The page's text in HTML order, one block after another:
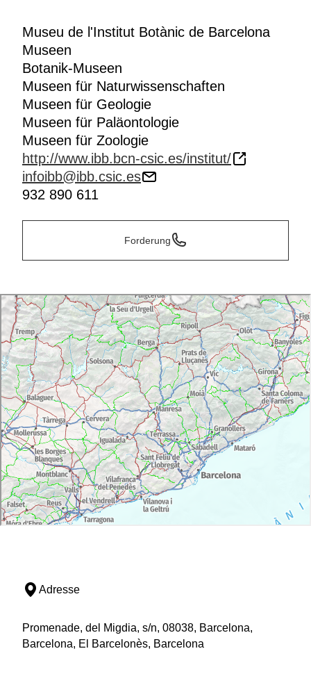
Museu de l'Institut Botànic de Barcelona
Museen
Botanik-Museen
Museen für Naturwissenschaften
Museen für Geologie
Museen für Paläontologie
Museen für Zoologie
http://www.ibb.bcn-csic.es/institut/
infoibb@ibb.csic.es
932 890 611
Forderung
Adresse
Promenade, del Migdia, s/n, 08038, Barcelona,
Barcelona, El Barcelonès, Barcelona